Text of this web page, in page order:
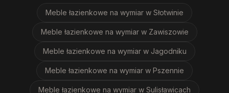
Meble łazienkowe na wymiar w Słotwinie
Meble łazienkowe na wymiar w Zawiszowie
Meble łazienkowe na wymiar w Jagodniku
Meble łazienkowe na wymiar w Pszennie
Meble łazienkowe na wymiar w Sulisławicach